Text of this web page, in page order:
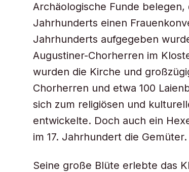
Archäologische Funde belegen,
Jahrhunderts einen
Jahrhunderts aufgegeben
Augustiner-Chorherren im
wurden die Kirche und
Chorherren und etwa 100
sich zum religiösen und
entwickelte. Doch auch ein
im 17. Jahrhundert die Gemüter.
Seine große Blüte erlebte das